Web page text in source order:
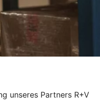
unseres Partners R+V